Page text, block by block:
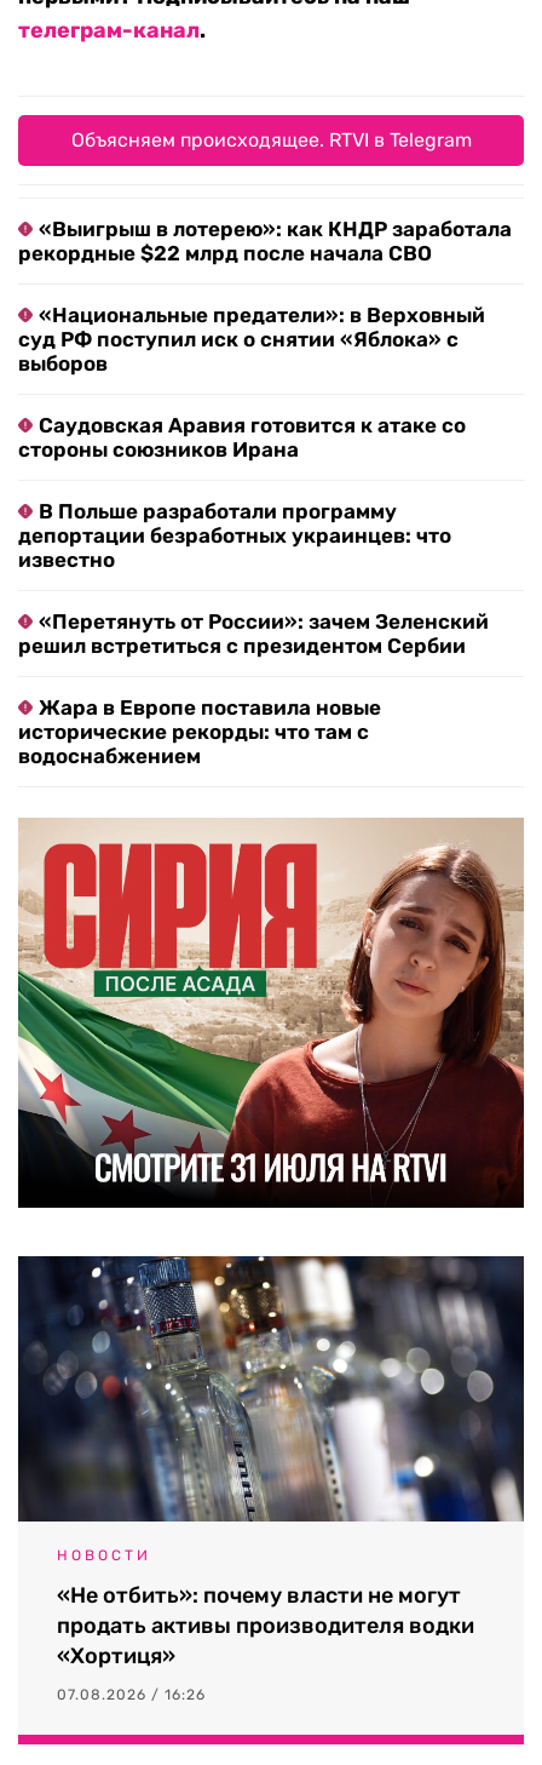
телеграм-канал.
Объясняем происходящее. RTVI в Telegram
«Выигрыш в лотерею»: как КНДР заработала
рекордные $22 млрд после начала СВО
«Национальные предатели»: в Верховный
суд РФ поступил иск о снятии «Яблока» с
выборов
Саудовская Аравия готовится к атаке со
стороны союзников Ирана
В Польше разработали программу
депортации безработных украинцев: что
известно
«Перетянуть от России»: зачем Зеленский
решил встретиться с президентом Сербии
Жара в Европе поставила новые
исторические рекорды: что там с
водоснабжением
НОВОСТИ
«Не отбить»: почему власти не могут
продать активы производителя водки
«Хортиця»
07.08.2026 / 16:26